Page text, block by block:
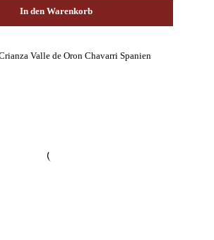
In den Warenkorb